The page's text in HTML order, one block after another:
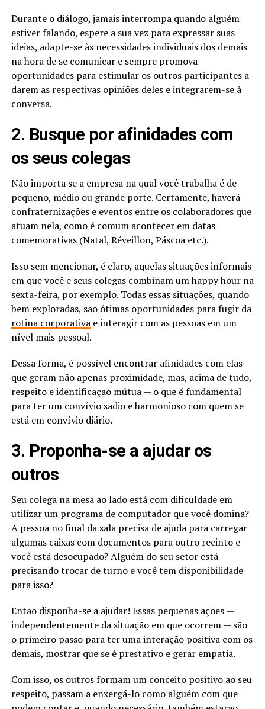
Durante o diálogo, jamais interrompa quando alguém
estiver falando, espere a sua vez para expressar suas
ideias, adapte-se às necessidades individuais dos demais
na hora de se comunicar e sempre promova
oportunidades para estimular os outros participantes a
darem as respectivas opiniões deles e integrarem-se à
conversa.
2. Busque por afinidades com
os seus colegas
Não importa se a empresa na qual você trabalha é de
pequeno, médio ou grande porte. Certamente, haverá
confraternizações e eventos entre os colaboradores que
atuam nela, como é comum acontecer em datas
comemorativas (Natal, Réveillon, Páscoa etc.).
Isso sem mencionar, é claro, aquelas situações informais
em que você e seus colegas combinam um happy hour na
sexta-feira, por exemplo. Todas essas situações, quando
bem exploradas, são ótimas oportunidades para fugir da
rotina corporativae interagir com as pessoas em um
nível mais pessoal.
Dessa forma, é possível encontrar afinidades com elas
que geram não apenas proximidade, mas, acima de tudo,
respeito e identificação mútua — o que é fundamental
para ter um convívio sadio e harmonioso com quem se
está em convívio diário.
3. Proponha-se a ajudar os
outros
Seu colega na mesa ao lado está com dificuldade em
utilizar um programa de computador que você domina?
A pessoa no final da sala precisa de ajuda para carregar
algumas caixas com documentos para outro recinto e
você está desocupado? Alguém do seu setor está
precisando trocar de turno e você tem disponibilidade
para isso?
Então disponha-se a ajudar! Essas pequenas ações —
independentemente da situação em que ocorrem — são
o primeiro passo para ter uma interação positiva com os
demais, mostrar que se é prestativo e gerar empatia.
Com isso, os outros formam um conceito positivo ao seu
respeito, passam a enxergá-lo como alguém com que